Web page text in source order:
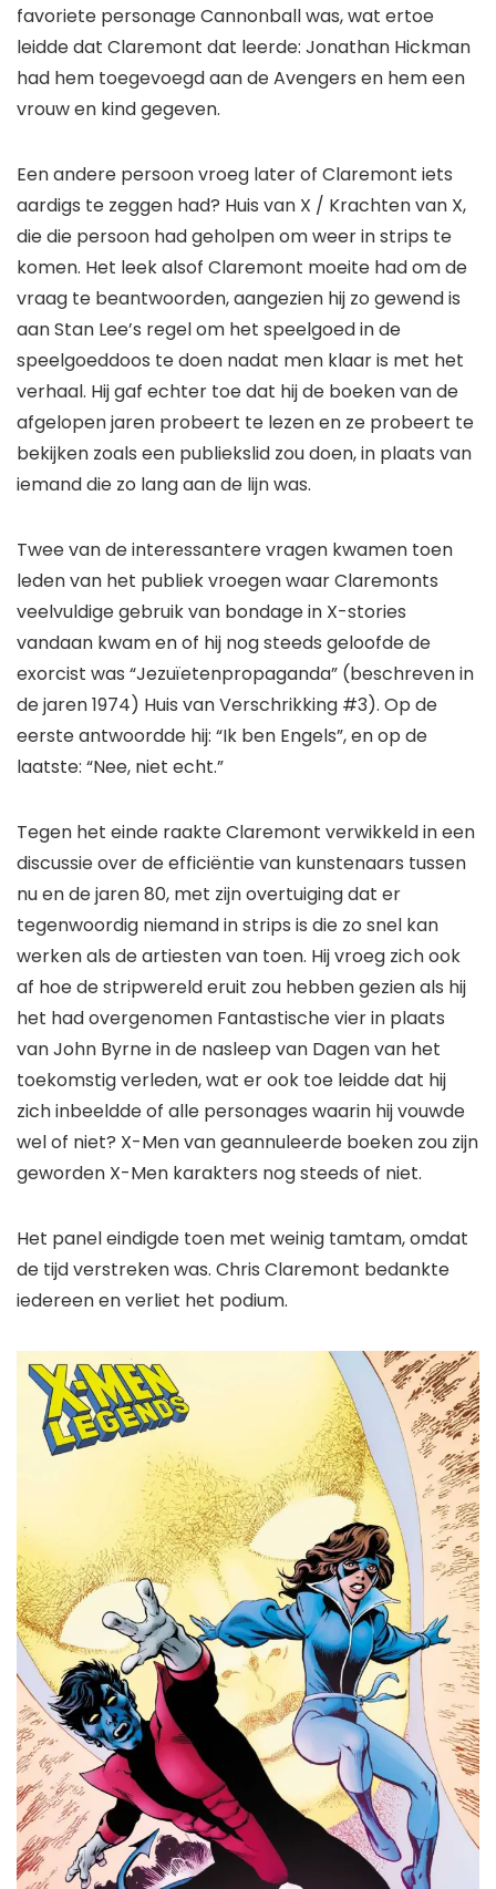
favoriete personage Cannonball was, wat ertoe
leidde dat Claremont dat leerde: Jonathan Hickman
had hem toegevoegd aan de Avengers en hem een ​​
vrouw en kind gegeven.
Een andere persoon vroeg later of Claremont iets
aardigs te zeggen had? Huis van X / Krachten van X,
die die persoon had geholpen om weer in strips te
komen. Het leek alsof Claremont moeite had om de
vraag te beantwoorden, aangezien hij zo gewend is
aanStan Lee’s regel om het speelgoed in de
speelgoeddoos te doen nadat men klaar is met het
verhaal. Hij gaf echter toe dat hij de boeken van de
afgelopen jaren probeert te lezen en ze probeert te
bekijken zoals een publiekslid zou doen, in plaats van
iemand die zo lang aan de lijn was.
Twee van de interessantere vragen kwamen toen
leden van het publiek vroegen waar Claremonts
veelvuldige gebruik van bondage in X-stories
vandaan kwam en of hij nog steeds geloofdede
exorcist was “Jezuïetenpropaganda” (beschreven in
de jaren 1974) Huis van Verschrikking #3). Op de
eerste antwoordde hij: “Ik ben Engels”, en op de
laatste: “Nee, niet echt.”
Tegen het einde raakte Claremont verwikkeld in een
discussie over de efficiëntie van kunstenaars tussen
nu en de jaren 80, met zijn overtuiging dat er
tegenwoordig niemand in strips is die zo snel kan
werken als de artiesten van toen. Hij vroeg zich ook
af hoe de stripwereld eruit zou hebben gezien als hij
het had overgenomen Fantastische vierin plaats
vanJohn Byrnein de nasleep van Dagen van het
toekomstig verleden, wat er ook toe leidde dat hij
zich inbeeldde of alle personages waarin hij vouwde
wel of niet? X-Menvan geannuleerde boeken zou zijn
geworden X-Men karakters nog steeds of niet.
Het panel eindigde toen met weinig tamtam, omdat
de tijd verstreken was. Chris Claremont bedankte
iedereen en verliet het podium.